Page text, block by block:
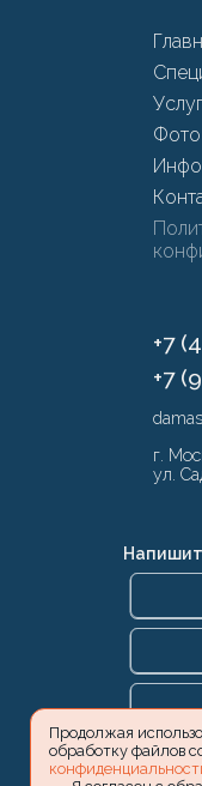
Продолжая
обработку файлов
Фото
+7
+7
г.
ул.